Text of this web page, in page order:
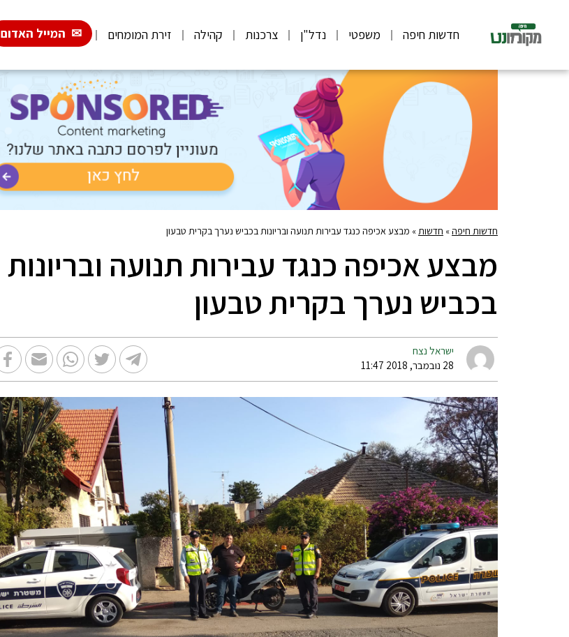
חדשות חיפה משפטי נדל"ן צרכנות קהילה זירת המומחים המייל האדום
חדשות חיפה» חדשות » מבצע אכיפה כנגד עבירות תנועה ובריונות בכביש נערך בקרית טבעון
מבצע אכיפה כנגד עבירות תנועה ובריונות
בכביש נערך בקרית טבעון
ישראל נצח
28 נובמבר, 2018 11:47